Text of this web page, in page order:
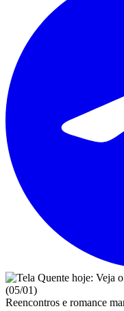
Reencontros e romance